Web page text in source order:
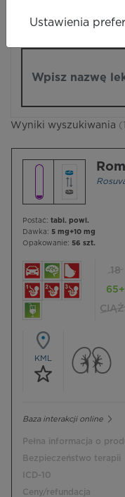
Wyniki wyszukiwania
Postać: tabl. powl.
Dawka: 5 mg+10 mg
Opakowanie: 56 szt.
18
65+
KML
Baza interakcji online
Pełna informacja o
Bezpieczeństwo terapii
ICD-10
Ceny/refundacja
Ustawienia